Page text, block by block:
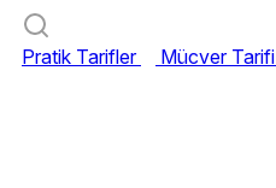
Pratik Tarifler Mücver Tarifi